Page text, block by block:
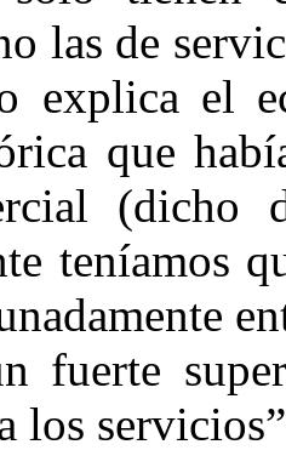
las de
explica el
que
(dicho
teníamos
fuerte
los